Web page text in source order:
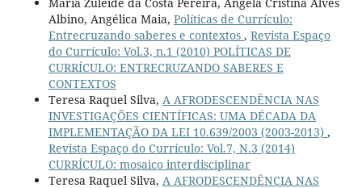
Albino, Angélica Maia, Políticas de Currículo:
Entrecruzando saberes e contextos , Revista Espaço
do Currículo: Vol.3, n.1 (2010) POLÍTICAS DE
CURRÍCULO: ENTRECRUZANDO SABERES E
CONTEXTOS
Teresa Raquel Silva, A AFRODESCENDÊNCIA NAS
INVESTIGAÇÕES CIENTÍFICAS: UMA DÉCADA DA
IMPLEMENTAÇÃO DA LEI 10.639/2003 (2003-2013) ,
Revista Espaço do Currículo: Vol.7, N.3 (2014)
CURRÍCULO: mosaico interdisciplinar
Teresa Raquel Silva, A AFRODESCENDÊNCIA NAS